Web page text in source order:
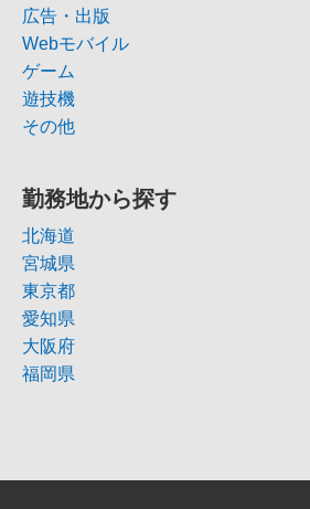
広告・出版
Webモバイル
ゲーム
遊技機
その他
勤務地から探す
北海道
宮城県
東京都
愛知県
大阪府
福岡県